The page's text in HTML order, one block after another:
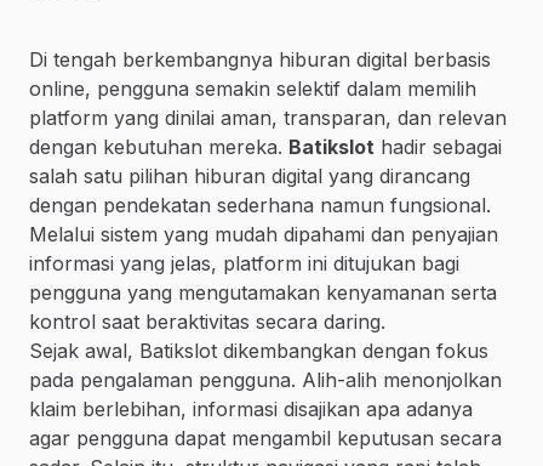
Di tengah berkembangnya hiburan digital berbasis
online, pengguna semakin selektif dalam memilih
platform yang dinilai aman, transparan, dan relevan
dengan kebutuhan mereka. Batikslot hadir sebagai
salah satu pilihan hiburan digital yang dirancang
dengan pendekatan sederhana namun fungsional.
Melalui sistem yang mudah dipahami dan penyajian
informasi yang jelas, platform ini ditujukan bagi
pengguna yang mengutamakan kenyamanan serta
kontrol saat beraktivitas secara daring.
Sejak awal, Batikslot dikembangkan dengan fokus
pada pengalaman pengguna. Alih-alih menonjolkan
klaim berlebihan, informasi disajikan apa adanya
agar pengguna dapat mengambil keputusan secara